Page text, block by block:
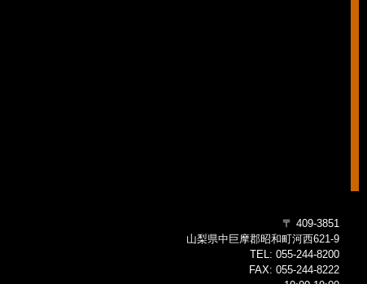
〒 409-3851
山梨県中巨摩郡昭和町河西621-9
TEL: 055-244-8200
FAX: 055-244-8222